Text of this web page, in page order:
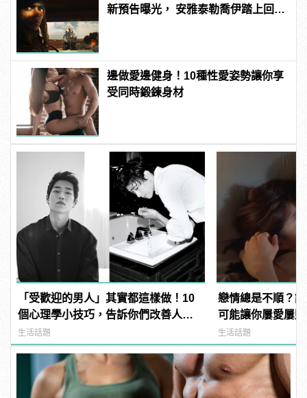
新預告曝光， 安雅泰勒喬伊踏上回家
邊做愛邊健身！10種性愛姿勢讓你享
受同時鍛鍊身材
「受歡迎的男人」其實都這樣做！10
個心理學小技巧，告訴你們改善人際
關係的大關鍵！
生活話題
戀情總是不順？
可能讓你屢愛屢
樣變型男
生活話題